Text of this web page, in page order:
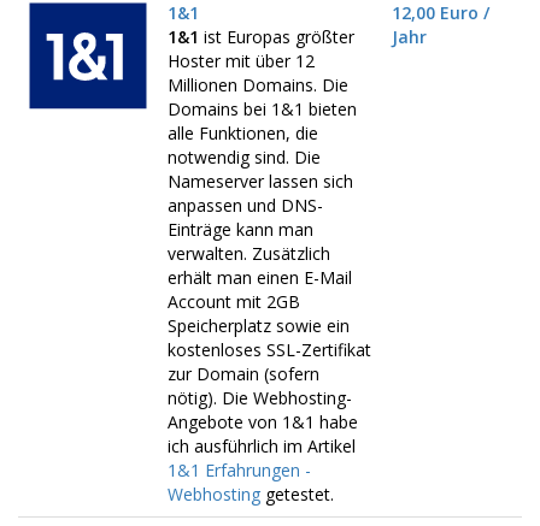
1&1
1&1 ist Europas größter
Hoster mit über 12
Millionen Domains. Die
Domains bei 1&1 bieten
alle Funktionen, die
notwendig sind. Die
Nameserver lassen sich
anpassen und DNS-
Einträge kann man
verwalten. Zusätzlich
erhält man einen E-Mail
Account mit 2GB
Speicherplatz sowie ein
kostenloses SSL-Zertifikat
zur Domain (sofern
nötig). Die Webhosting-
Angebote von 1&1 habe
ich ausführlich im Artikel
1&1 Erfahrungen -
Webhosting getestet.
12,00 Euro /
Jahr